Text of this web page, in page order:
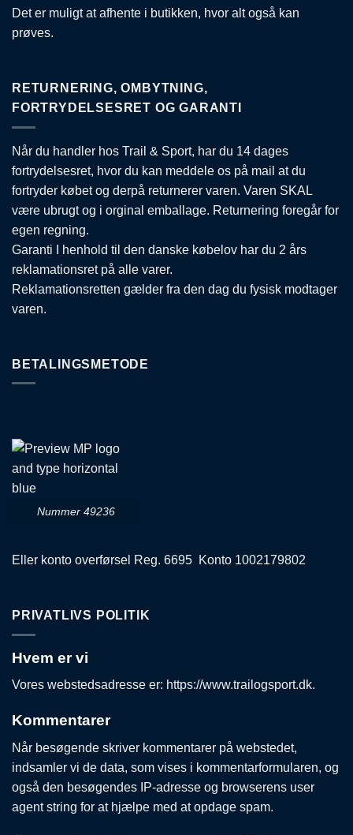
Det er muligt at afhente i butikken, hvor alt også kan
prøves.
RETURNERING, OMBYTNING,
FORTRYDELSESRET OG GARANTI
Når du handler hos Trail & Sport, har du 14 dages
fortrydelsesret, hvor du kan meddele os på mail at du
fortryder købet og derpå returnerer varen. Varen SKAL
være ubrugt og i orginal emballage. Returnering foregår for
egen regning.
Garanti I henhold til den danske købelov har du 2 års
reklamationsret på alle varer.
Reklamationsretten gælder fra den dag du fysisk modtager
varen.
BETALINGSMETODE
Nummer 49236
Eller konto overførsel Reg. 6695 Konto 1002179802
PRIVATLIVS POLITIK
Hvem er vi
Vores webstedsadresse er: https://www.trailogsport.dk.
Kommentarer
Når besøgende skriver kommentarer på webstedet,
indsamler vi de data, som vises i kommentarformularen, og
også den besøgendes IP-adresse og browserens user
agent string for at hjælpe med at opdage spam.